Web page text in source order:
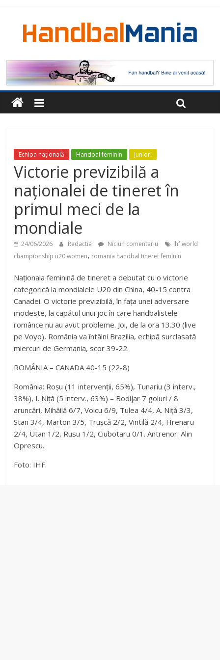
Echipa națională Handbal feminin Juniori
Victorie previzibilă a
naționalei de tineret în
primul meci de la
mondiale
24/06/2026 Redactia Niciun comentariu
Ihf world
championship u20 women, romania handbal tineret feminin
Naționala feminină de tineret a debutat cu o victorie
categorică la mondialele U20 din China, 40-15 contra
Canadei. O victorie previzibilă, în fața unei adversare
modeste, la capătul unui joc în care handbalistele
românce nu au avut probleme. Joi, de la ora 13.30 (live
pe Voyo), România va întâlni Brazilia, echipă surclasată
miercuri de Germania, scor 39-22.
ROMÂNIA – CANADA 40-15 (22-8)
România: Roșu (11 intervenții, 65%), Tunariu (3 interv.,
38%), I. Niță (5 interv., 63%) – Bodijar 7 goluri / 8
aruncări, Mihăilă 6/7, Voicu 6/9, Tulea 4/4, A. Niță 3/3,
Stan 3/4, Marton 3/5, Trușcă 2/2, Vintilă 2/4, Hrenaru
2/4, Utan 1/2, Rusu 1/2, Ciubotaru 0/1. Antrenor: Alin
Oprescu.
Foto: IHF.